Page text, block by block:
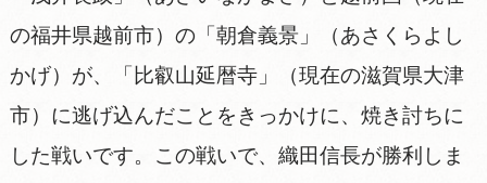
の福井県越前市）の「朝倉義景」（あさくらよし
かげ）が、「比叡山延暦寺」（現在の滋賀県大津
市）に逃げ込んだことをきっかけに、焼き討ちに
した戦いです。この戦いで、織田信長が勝利しま